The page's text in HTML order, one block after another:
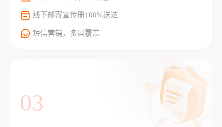
线下邮寄宣传册100%送达
短信营销，多国覆盖
03